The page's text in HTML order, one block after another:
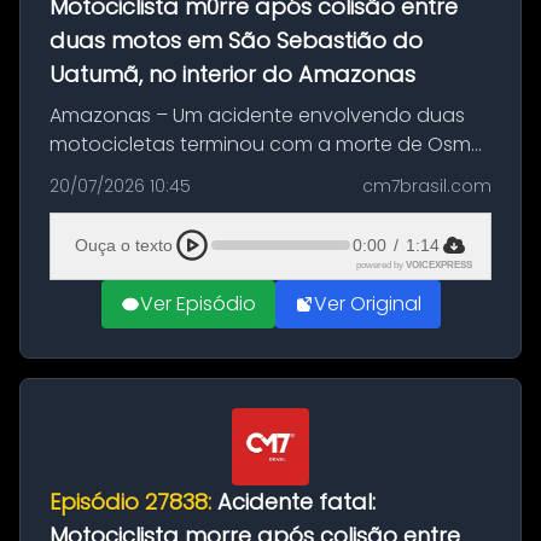
Motociclista m0rre após colisão entre
duas motos em São Sebastião do
Uatumã, no interior do Amazonas
Amazonas – Um acidente envolvendo duas
motocicletas terminou com a morte de Osmar
Figueiredo de Souza, de 38 anos, no município
de São Sebastião do Uatumã, no interior do
Amazonas. A colisão ocorreu n...
20/07/2026 10:45 cm7brasil.com
Ouça o texto 0:00 / 1:14
powered by VOICEXPRESS
Ver Episódio Ver Original
Episódio 27838: Acidente fatal: